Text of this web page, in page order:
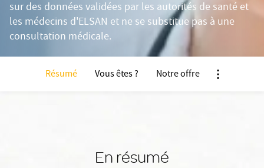
sur des données validées par les autorités de santé et
les médecins d'ELSAN et ne se substitue pas à une
consultation médicale.
Résumé Vous êtes ? Notre offre
En résumé